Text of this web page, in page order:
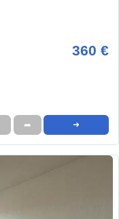
360 €
➦ ➜